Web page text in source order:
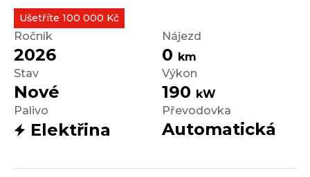
Ušetříte 100 000 Kč
Ročník
2026
Nájezd
0 km
Stav
Nové
Výkon
190 kW
Palivo
Elektřina
Převodovka
Automatická